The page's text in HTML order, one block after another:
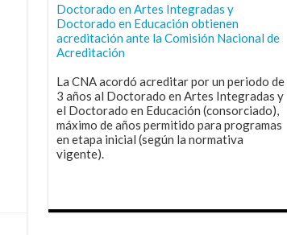
Doctorado en Artes Integradas y
Doctorado en Educación obtienen
acreditación ante la Comisión Nacional de
Acreditación
La CNA acordó acreditar por un periodo de
3 años al Doctorado en Artes Integradas y
el Doctorado en Educación (consorciado),
máximo de años permitido para programas
en etapa inicial (según la normativa
vigente).